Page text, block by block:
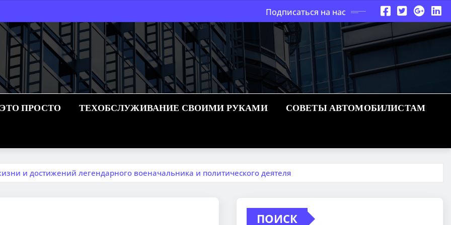
Подписаться на нас
ПРОСТО ТЕХОБСЛУЖИВАНИЕ СВОИМИ РУКАМИ СОВЕТЫ АВТОМОБИЛИСТАМ
и достижений легендарного военачальника и политического деятеля
ПОИСК